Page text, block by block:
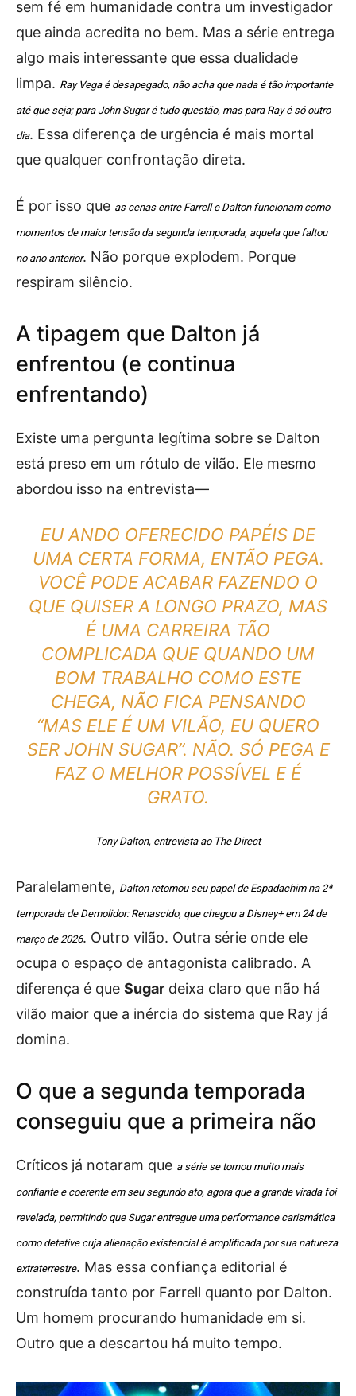
sem fé em humanidade contra um investigador
que ainda acredita no bem. Mas a série entrega
algo mais interessante que essa dualidade
limpa. Ray Vega é desapegado, não acha que nada é tão importante
até que seja; para John Sugar é tudo questão, mas para Ray é só outro
dia. Essa diferença de urgência é mais mortal
que qualquer confrontação direta.
É por isso que as cenas entre Farrell e Dalton funcionam como
momentos de maior tensão da segunda temporada, aquela que faltou
no ano anterior. Não porque explodem. Porque
respiram silêncio.
A tipagem que Dalton já
enfrentou (e continua
enfrentando)
Existe uma pergunta legítima sobre se Dalton
está preso em um rótulo de vilão. Ele mesmo
abordou isso na entrevista—
EU ANDO OFERECIDO PAPÉIS DE
UMA CERTA FORMA, ENTÃO PEGA.
VOCÊ PODE ACABAR FAZENDO O
QUE QUISER A LONGO PRAZO, MAS
É UMA CARREIRA TÃO
COMPLICADA QUE QUANDO UM
BOM TRABALHO COMO ESTE
CHEGA, NÃO FICA PENSANDO
“MAS ELE É UM VILÃO, EU QUERO
SER JOHN SUGAR”. NÃO. SÓ PEGA E
FAZ O MELHOR POSSÍVEL E É
GRATO.
Tony Dalton, entrevista ao The Direct
Paralelamente, Dalton retomou seu papel de Espadachim na 2ª
temporada de Demolidor: Renascido, que chegou a Disney+ em 24 de
março de 2026. Outro vilão. Outra série onde ele
ocupa o espaço de antagonista calibrado. A
diferença é que Sugar deixa claro que não há
vilão maior que a inércia do sistema que Ray já
domina.
O que a segunda temporada
conseguiu que a primeira não
Críticos já notaram que a série se tornou muito mais
confiante e coerente em seu segundo ato, agora que a grande virada foi
revelada, permitindo que Sugar entregue uma performance carismática
como detetive cuja alienação existencial é amplificada por sua natureza
extraterrestre. Mas essa confiança editorial é
construída tanto por Farrell quanto por Dalton.
Um homem procurando humanidade em si.
Outro que a descartou há muito tempo.